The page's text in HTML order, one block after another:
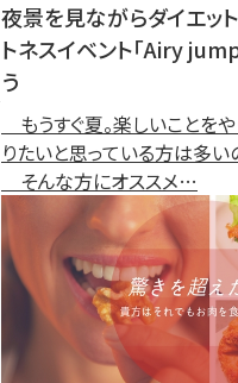
夜景を見ながらダイエット
トネスイベント「Airy
う
もうすぐ夏。楽しいことを
りたいと思っている方は多い
そんな方にオススメ…